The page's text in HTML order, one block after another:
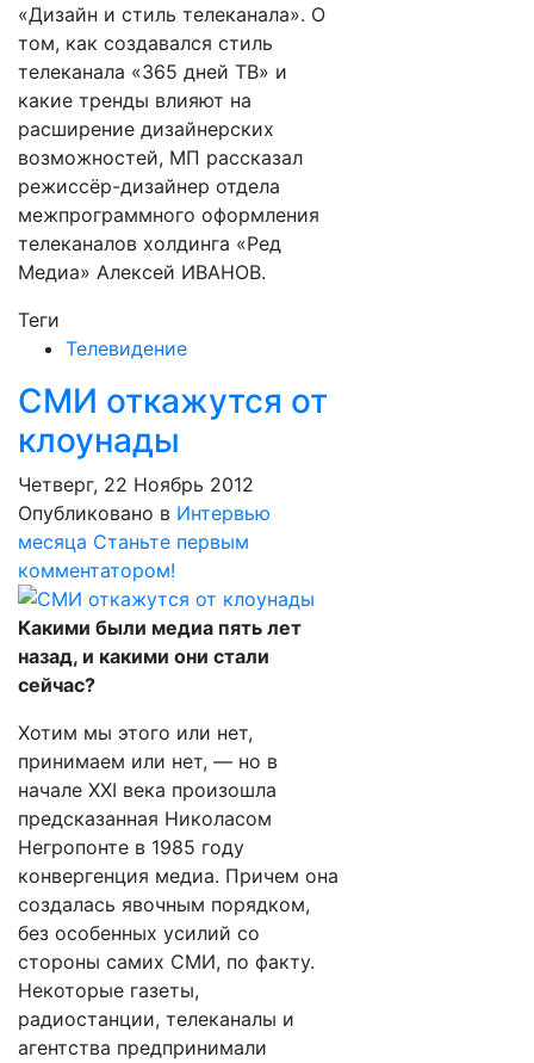
«Дизайн и стиль телеканала». О
том, как создавался стиль
телеканала «365 дней ТВ» и
какие тренды влияют на
расширение дизайнерских
возможностей, МП рассказал
режиссёр-дизайнер отдела
межпрограммного оформления
телеканалов холдинга «Ред
Медиа» Алексей ИВАНОВ.
Теги
Телевидение
СМИ откажутся от
клоунады
Четверг, 22 Ноябрь 2012
Опубликовано в Интервью
месяца Станьте первым
комментатором!
Какими были медиа пять лет
назад, и какими они стали
сейчас?
Хотим мы этого или нет,
принимаем или нет, — но в
начале ХХI века произошла
предсказанная Николасом
Негропонте в 1985 году
конвергенция медиа. Причем она
создалась явочным порядком,
без особенных усилий со
стороны самих СМИ, по факту.
Некоторые газеты,
радиостанции, телеканалы и
агентства предпринимали